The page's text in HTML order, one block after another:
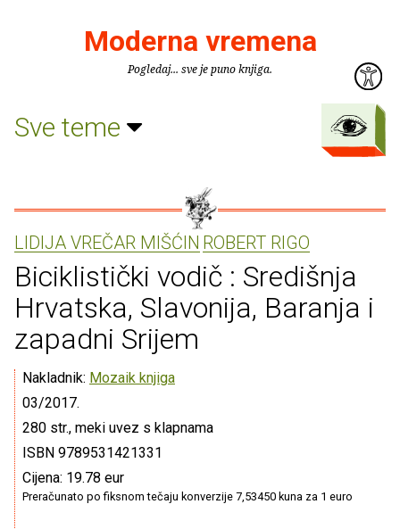
Moderna vremena
Pogledaj... sve je puno knjiga.
Sve teme
LIDIJA VREČAR MIŠĆIN ROBERT RIGO
Biciklistički vodič : Središnja
Hrvatska, Slavonija, Baranja i
zapadni Srijem
Nakladnik: Mozaik knjiga
03/2017.
280 str., meki uvez s klapnama
ISBN 9789531421331
Cijena: 19.78 eur
Preračunato po fiksnom tečaju konverzije 7,53450 kuna za 1 euro